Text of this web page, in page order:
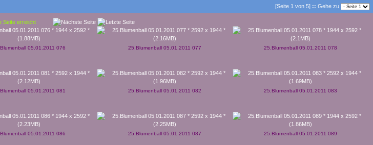
[Seite 1 von 5] :: Gehe zu
05.01.2011 076 25.Blumenball 05.01.2011 077 25.Blumenball 05.01.2011 078
05.01.2011 081 25.Blumenball 05.01.2011 082 25.Blumenball 05.01.2011 083
05.01.2011 086 25.Blumenball 05.01.2011 087 25.Blumenball 05.01.2011 089